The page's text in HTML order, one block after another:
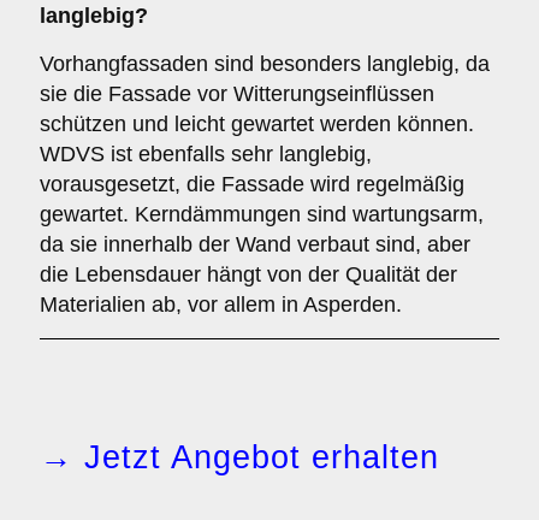
langlebig?
Vorhangfassaden sind besonders langlebig, da
sie die Fassade vor Witterungseinflüssen
schützen und leicht gewartet werden können.
WDVS ist ebenfalls sehr langlebig,
vorausgesetzt, die Fassade wird regelmäßig
gewartet. Kerndämmungen sind wartungsarm,
da sie innerhalb der Wand verbaut sind, aber
die Lebensdauer hängt von der Qualität der
Materialien ab, vor allem in Asperden.
→ Jetzt Angebot erhalten